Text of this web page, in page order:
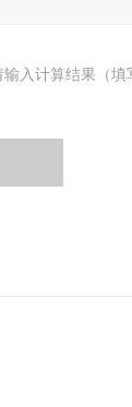
输入计算结果（